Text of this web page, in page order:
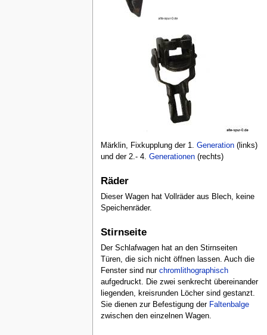
Märklin, Fixkupplung der 1. Generation(links)
und der 2.- 4. Generationen(rechts)
Räder
Dieser Wagen hat Vollräder aus Blech, keine
Speichenräder.
Stirnseite
Der Schlafwagen hat an den Stirnseiten
Türen, die sich nicht öffnen lassen. Auch die
Fenster sind nur chromlithographisch
aufgedruckt. Die zwei senkrecht übereinander
liegenden, kreisrunden Löcher sind gestanzt.
Sie dienen zur Befestigung der Faltenbalge
zwischen den einzelnen Wagen.